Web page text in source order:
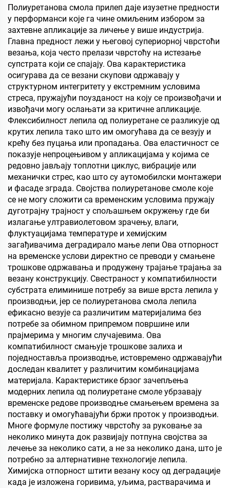
солар, спољни зид,
унутрашњи зид,
преградну зид, спаваћу
собу, састанак и
учионицу, КТВ, по
Полиуретанова смола прилеп даје изузетне предности
у перформанси које га чине омиљеним избором за
захтевне апликације за личење у више индустрија.
Главна предност лежи у његовој супериорној чврстоћи
везања, која често прелази чврстоћу на истезање
супстрата који се спајају. Ова карактеристика
осигурава да се везани скупови одржавају у
структурном интегритету у екстремним условима
стреса, пружајући поузданост на коју се произвођачи и
извођачи могу ослањати за критичне апликације.
Флексибилност лепила од полиуретане се разликује од
крутих лепила тако што им омогућава да се везују и
крећу без пуцања или пропадања. Ова еластичност се
показује непроцењивом у апликацијама у којима се
редовно јављају топлотни циклус, вибрације или
механички стрес, као што су аутомобилски монтажери
и фасаде зграда. Својства полиуретанове смоле које
се не могу сложити са временским условима пружају
дуготрајну трајност у спољашњем окружењу где би
излагање ултравиолетовом зрачењу, влаги,
флуктуацијама температуре и хемијским
загађивачима деградирало мање лепи Ова отпорност
на временске услови директно се преводи у смањене
трошкове одржавања и продужену трајање трајања за
везану конструкцију. Свестраност у компатибилности
субстрата елиминише потребу за више врста лепила у
производњи, јер се полиуретанова смола лепила
ефикасно везује са различитим материјалима без
потребе за обимном припремом површине или
прајмерима у многим случајевима. Ова
компатибилност смањује трошкове залиха и
поједноставља производње, истовремено одржавајући
доследан квалитет у различитим комбинацијама
материјала. Карактеристике брзог зачепљења
модерних лепила од полиуретане смоле убрзавају
временске редове производње смањењем времена за
поставку и омогућавајући бржи проток у производњи.
Многе формуле постижу чврстоћу за руковање за
неколико минута док развијају потпуна својства за
лечење за неколико сати, а не за неколико дана, што је
потребно за алтернативне технологије лепила.
Химијска отпорност штити везану косу од деградације
када је изложена горивима, уљима, растварачима и